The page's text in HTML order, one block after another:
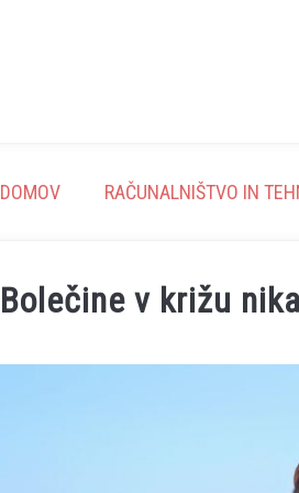
DOMOV RAČUNALNIŠTVO IN
Bolečine v križu